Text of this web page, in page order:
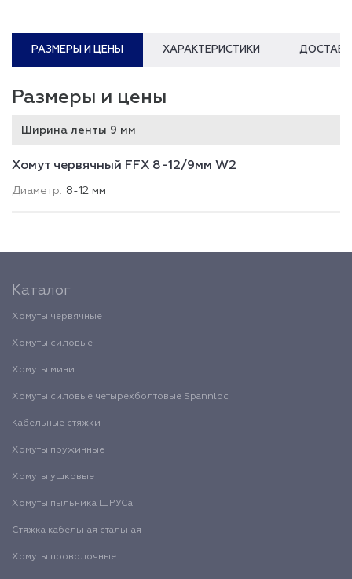
РАЗМЕРЫ И ЦЕНЫ ХАРАКТЕРИСТИКИ
Размеры и цены
Ширина ленты 9 мм
Хомут червячный FFX 8-12/9мм W2
8-12 мм
Каталог
Хомуты червячные
Хомуты силовые
Хомуты мини
Хомуты силовые четырехболтовые Spannloc
Кабельные стяжки
Хомуты пружинные
Хомуты ушковые
Хомуты пыльника ШРУСа
Стяжка кабельная стальная
Хомуты проволочные